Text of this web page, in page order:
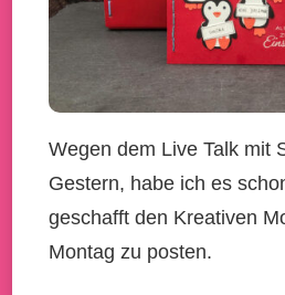
Wegen dem Live Talk mit
Gestern, habe ich es
geschafft den Kreativen
Montag zu posten.